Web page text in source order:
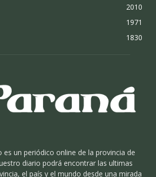
2010
1971
1830
es un periódico online de la provincia de
diario podrá encontrar las ultimas
el país y el mundo desde una mirada